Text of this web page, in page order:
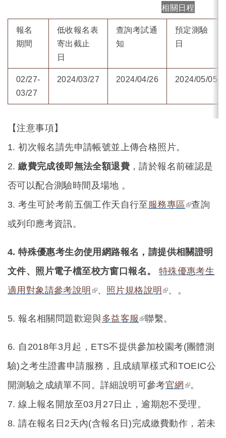
相關日程
報名
期間
低收報名表
寄出截止
日
查詢考試通
知
預定測驗
日
02/27-
03/27
2024/03/27 2024/04/26 2024/05/05
【注意事項】
1. 初次報名請先申請帳號並上傳合格照片。
2.繳費完成後即無法全額退費 ，請於報名前確認是
否可以配合測驗時間及場地 。
3. 考生可於考前五個工作天自行至 服務專區(link is
查詢
或列印應考資訊。
4.特殊優惠考生勿使用網路報名，請提供相關證明
文件、照片電子檔至校方窗口報名。 特殊優惠考生
適用對象請參考說明 (link is external)
、 照片規格說明 (link is
、。
5.報名相關問題歡迎與多益客服 (link is external)
聯繫。
6. 自2018年3月起，ETS不提供參加校園考(團體測
驗)之考生證書申請服務，且成績單樣式和TOEIC公
開測驗之成績單不同。詳細說明可參考官網 (link is
external)
。
7. 線上報名開放至03月27日止，逾期恕不受理。
8. 請在報名日2天內(含報名日)完成繳費動作，若未